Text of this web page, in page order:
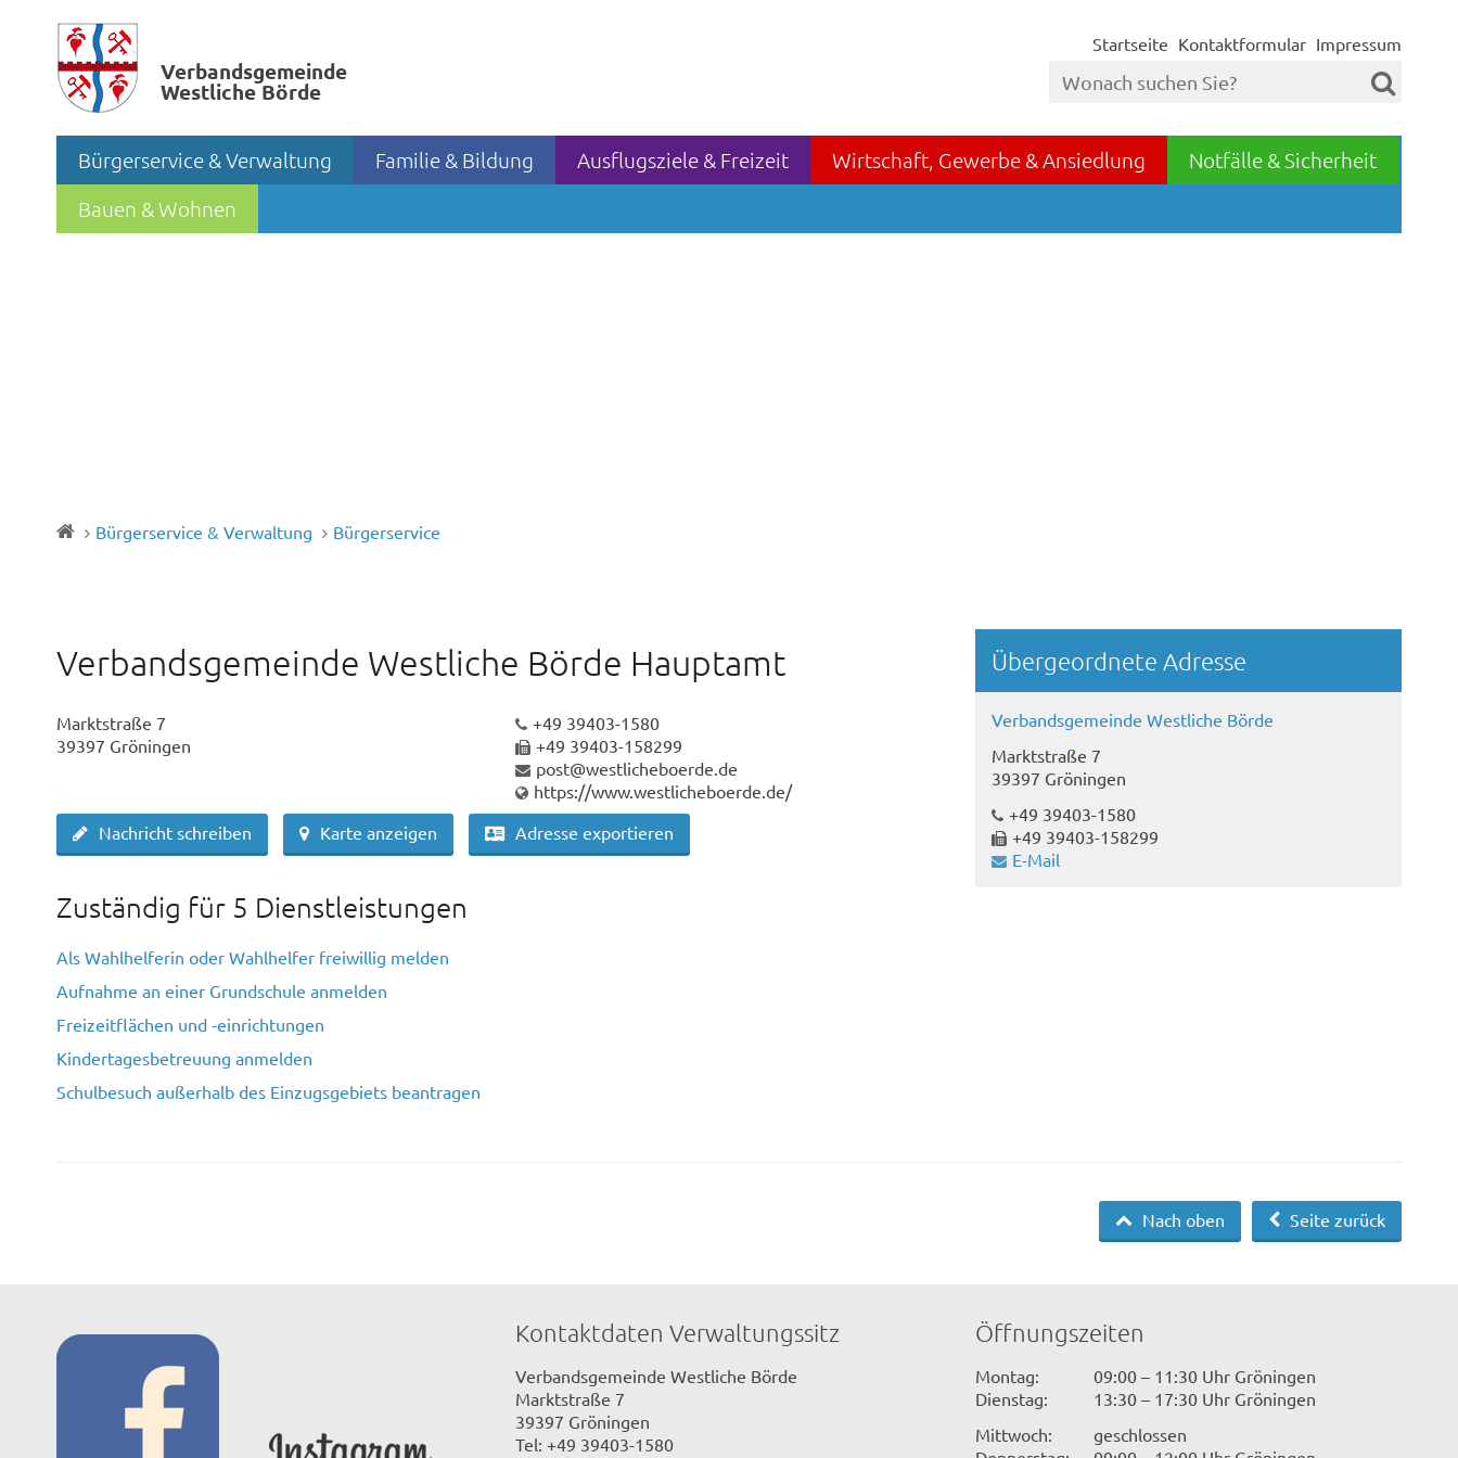
Verbands­gemeinde
Westliche Börde
Startseite Kontaktformular Impressum
Bürgerservice & Verwaltung Familie & Bildung Ausflugsziele & Freizeit Wirtschaft, Gewerbe & Ansiedlung
Notfälle & Sicherheit
Bauen & Wohnen
Bürgerservice & Verwaltung Bürgerservice
Verbandsgemeinde Westliche Börde Hauptamt
Marktstraße 7
39397 Gröningen
+49 39403-1580
+49 39403-158299
post@westlicheboerde.de
https://www.westlicheboerde.de/
Nachricht schreiben
Karte anzeigen Adresse exportieren
Zuständig für 5 Dienstleistungen
Als Wahlhelferin oder Wahlhelfer freiwillig melden
Aufnahme an einer Grundschule anmelden
Freizeitflächen und -einrichtungen
Kindertagesbetreuung anmelden
Schulbesuch außerhalb des Einzugsgebiets beantragen
Übergeordnete Adresse
Verbandsgemeinde Westliche Börde
Marktstraße 7
39397 Gröningen
+49 39403-1580
+49 39403-158299
E-Mail
Seite zurück
Nach oben
Kontaktdaten Verwaltungssitz
Verbandsgemeinde Westliche Börde
Marktstraße 7
39397 Gröningen
Tel: +49 39403-1580
Öffnungszeiten
Montag:
09:00 – 11:30 Uhr Gröningen
Dienstag:
13:30 – 17:30 Uhr Gröningen
Mittwoch:
geschlossen